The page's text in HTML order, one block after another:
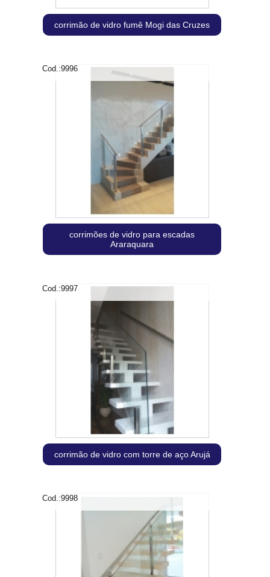
corrimão de vidro fumê Mogi das Cruzes
Cod.:9996
corrimões de vidro para escadas
Araraquara
Cod.:9997
corrimão de vidro com torre de aço Arujá
Cod.:9998